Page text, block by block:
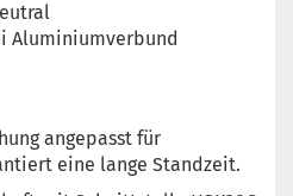
Aluminiumverbund
angepasst für
eine lange Standzeit.